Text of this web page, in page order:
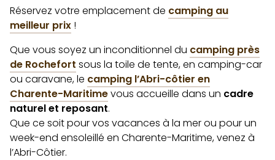
Réservez votre emplacement de camping au
meilleur prix !
Que vous soyez un inconditionnel du camping près
de Rochefort sous la toile de tente, en camping-car
ou caravane, le camping l’Abri-côtier en
Charente-Maritimevous accueille dans un cadre
naturel et reposant.
Que ce soit pour vos vacances à la mer ou pour un
week-end ensoleillé en Charente-Maritime, venez à
l’Abri-Côtier.